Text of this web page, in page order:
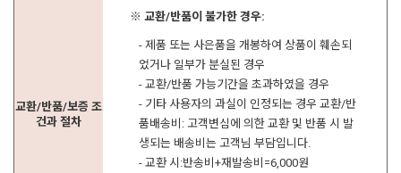
교환/반품/보증 조
건과 절차
※ 교환/반품이 불가한 경우:
- 제품 또는 사은품을 개봉하여 상품이 훼손되
었거나 일부가 분실된 경우
- 교환/반품 가능기간을 초과하였을 경우
- 기타 사용자의 과실이 인정되는 경우 교환/반
품배송비: 고객변심에 의한 교환 및 반품 시 발
생되는 배송비는 고객님 부담입니다.
- 교환 시:반송비+재발송비=6,000원